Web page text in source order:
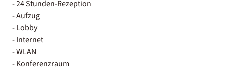
- 24 Stunden-Rezeption
- Aufzug
- Lobby
- Internet
- WLAN
- Konferenzraum